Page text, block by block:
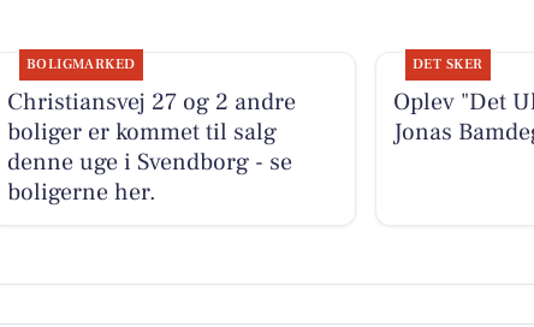
BOLIGMARKED
Christiansvej 27 og 2 andre
boliger er kommet til salg
denne uge i Svendborg - se
boligerne her.
DET SKER
Oplev "Det
Jonas